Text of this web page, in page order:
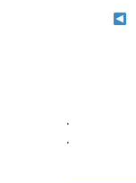
.
.